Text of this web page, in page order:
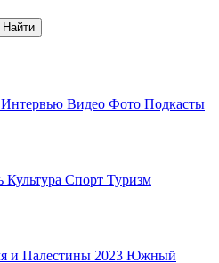
Найти
Интервью Видео Фото Подкасты
Культура Спорт Туризм
и Палестины 2023 Южный